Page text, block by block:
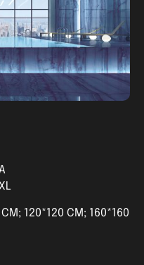
120*120 CM; 160*160